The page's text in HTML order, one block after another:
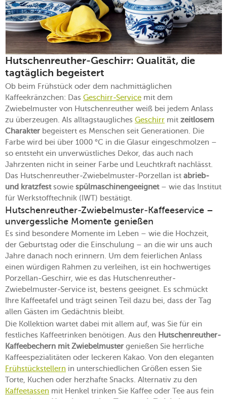
Hutschenreuther-Geschirr: Qualität, die
tagtäglich begeistert
Ob beim Frühstück oder dem nachmittäglichen
Kaffeekränzchen: Das Geschirr-Service mit dem
Zwiebelmuster von Hutschenreuther weiß bei jedem Anlass
zu überzeugen. Als alltagstaugliches Geschirr mit zeitlosem
Charakter begeistert es Menschen seit Generationen. Die
Farbe wird bei über 1000 °C in die Glasur eingeschmolzen –
so entsteht ein unverwüstliches Dekor, das auch nach
Jahrzenten nicht in seiner Farbe und Leuchtkraft nachlässt.
Das Hutschenreuther-Zwiebelmuster-Porzellan ist abrieb-
und kratzfestsowie spülmaschinengeeignet– wie das Institut
für Werkstofftechnik (IWT) bestätigt.
Hutschenreuther-Zwiebelmuster-Kaffeeservice –
unvergessliche Momente genießen
Es sind besondere Momente im Leben – wie die Hochzeit,
der Geburtstag oder die Einschulung – an die wir uns auch
Jahre danach noch erinnern. Um dem feierlichen Anlass
einen würdigen Rahmen zu verleihen, ist ein hochwertiges
Porzellan-Geschirr, wie es das Hutschenreuther-
Zwiebelmuster-Service ist, bestens geeignet. Es schmückt
Ihre Kaffeetafel und trägt seinen Teil dazu bei, dass der Tag
allen Gästen im Gedächtnis bleibt.
Die Kollektion wartet dabei mit allem auf, was Sie für ein
festliches Kaffeetrinken benötigen. Aus den Hutschenreuther-
Kaffeebechern mit Zwiebelmuster genießen Sie herrliche
Kaffeespezialitäten oder leckeren Kakao. Von den eleganten
Frühstückstellern in unterschiedlichen Größen essen Sie
Torte, Kuchen oder herzhafte Snacks. Alternativ zu den
Kaffeetassen mit Henkel trinken Sie Kaffee oder Tee aus fein